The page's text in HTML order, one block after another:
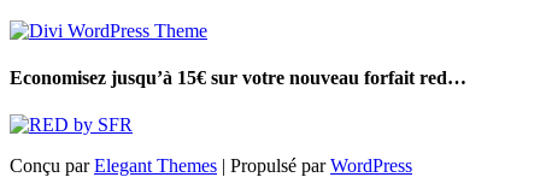
Economisez jusqu’à 15€ sur votre nouveau forfait red…
Conçu parElegant Themes | Propulsé parWordPress